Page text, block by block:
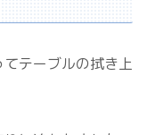
テーブルの拭き上